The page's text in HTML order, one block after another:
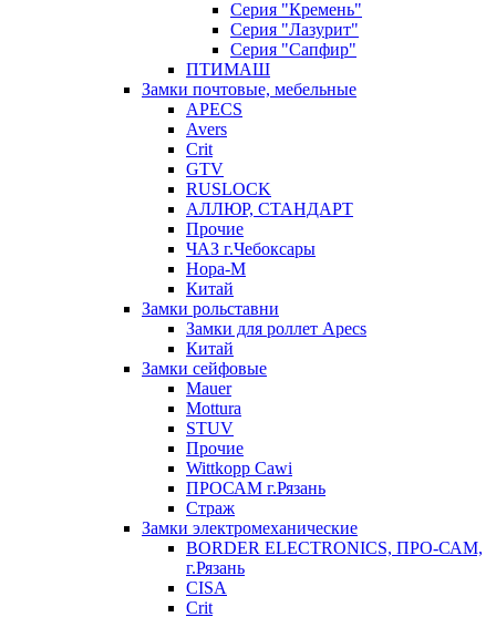
Серия "Кремень"
Серия "Лазурит"
Серия "Сапфир"
ПТИМАШ
Замки почтовые, мебельные
APECS
Avers
Crit
GTV
RUSLOCK
АЛЛЮР, СТАНДАРТ
Прочие
ЧАЗ г.Чебоксары
Нора-М
Китай
Замки рольставни
Замки для роллет Apecs
Китай
Замки сейфовые
Mauer
Mottura
STUV
Прочие
Wittkopp Cawi
ПРОСАМ г.Рязань
Страж
Замки электромеханические
BORDER ELECTRONICS, ПРО-САМ,
г.Рязань
CISA
Crit